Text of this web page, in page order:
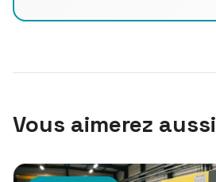
Vous aimerez aussi